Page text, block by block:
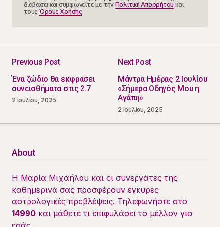
διαβάσει και συμφωνείτε με την Πολιτική Απορρήτου και
τους Όρους Χρήσης
Previous Post
Ένα ζώδιο θα εκφράσει
συναισθήματα στις 2.7
2 Ιουλίου, 2025
Next Post
Μάντρα Ημέρας 2 Ιουλίου
«Σήμερα Οδηγός Μου η
Αγάπη»
2 Ιουλίου, 2025
About
Η Μαρία Μιχαήλου και οι συνεργάτες της
καθημερινά σας προσφέρουν έγκυρες
αστρολογικές προβλέψεις. Τηλεφωνήστε στο
14990 και μάθετε τι επιφυλάσει το μέλλον για